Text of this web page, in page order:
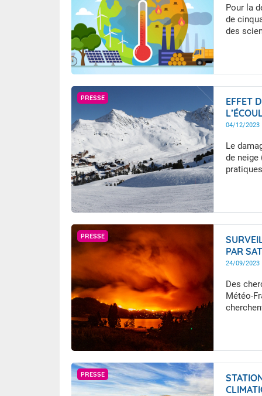
Pour la
de
des
activités
rythme
PRESSE
GettyImages
EFFET
D’HIVER
04/12/2023
Le
de neige
aval des
ski ?
Une
de
et
PRESSE
Getty Images
PAR
24/09/2023
Des
Météo-
PRESSE
Getty Images